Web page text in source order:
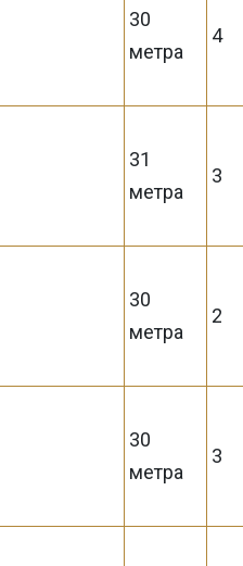
30
метра
4
31
метра
3
30
метра
2
30
метра
3